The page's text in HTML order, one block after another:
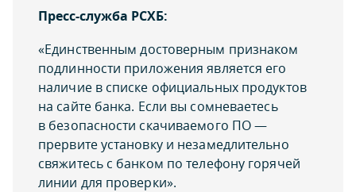
Пресс-служба РСХБ:
«Единственным достоверным признаком
подлинности приложения является его
наличие в списке официальных продуктов
на сайте банка. Если вы сомневаетесь
в безопасности скачиваемого ПО —
прервите установку и незамедлительно
свяжитесь с банком по телефону горячей
линии для проверки».